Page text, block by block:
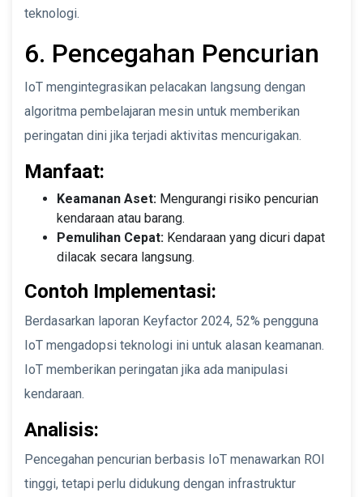
teknologi.
6. Pencegahan Pencurian
IoT mengintegrasikan pelacakan langsung dengan
algoritma pembelajaran mesin untuk memberikan
peringatan dini jika terjadi aktivitas mencurigakan.
Manfaat:
Keamanan Aset: Mengurangi risiko pencurian
kendaraan atau barang.
Pemulihan Cepat: Kendaraan yang dicuri dapat
dilacak secara langsung.
Contoh Implementasi:
Berdasarkan laporan Keyfactor 2024, 52% pengguna
IoT mengadopsi teknologi ini untuk alasan keamanan.
IoT memberikan peringatan jika ada manipulasi
kendaraan.
Analisis:
Pencegahan pencurian berbasis IoT menawarkan ROI
tinggi, tetapi perlu didukung dengan infrastruktur